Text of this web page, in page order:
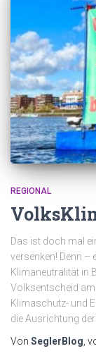
REGIONAL
Das ist doch mal
versenken! Denn –
Klimaneutralität in
Volksentscheid am
Klimaschutz- und
die Ausrichtung
Von SeglerBlog ,